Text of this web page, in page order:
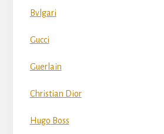
Bvlgari
Gucci
Guerlain
Christian Dior
Hugo Boss